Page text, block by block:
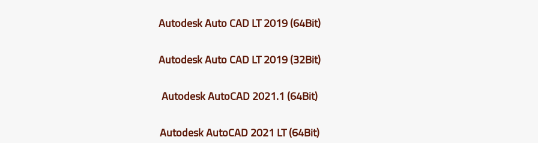
Autodesk Auto CAD LT2019(64Bit)
Autodesk Auto CAD LT2019(32Bit)
Autodesk AutoCAD2021.1 (64Bit)
Autodesk AutoCAD2021 LT(64Bit)